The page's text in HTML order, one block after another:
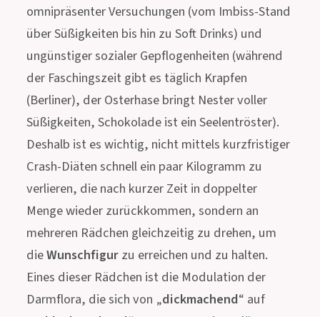
omnipräsenter Versuchungen (vom Imbiss-Stand
über Süßigkeiten bis hin zu Soft Drinks) und
ungünstiger sozialer Gepflogenheiten (während
der Faschingszeit gibt es täglich Krapfen
(Berliner), der Osterhase bringt Nester voller
Süßigkeiten, Schokolade ist ein Seelentröster).
Deshalb ist es wichtig, nicht mittels kurzfristiger
Crash-Diäten schnell ein paar Kilogramm zu
verlieren, die nach kurzer Zeit in doppelter
Menge wieder zurückkommen, sondern an
mehreren Rädchen gleichzeitig zu drehen, um
dieWunschfigurzu erreichen und zu halten.
Eines dieser Rädchen ist die Modulation der
Darmflora, die sich von „dickmachend“ auf